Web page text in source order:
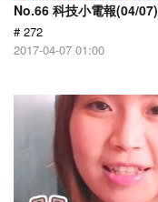
No.66 科技小電報(04/07)
# 272
2017-04-07 01:00